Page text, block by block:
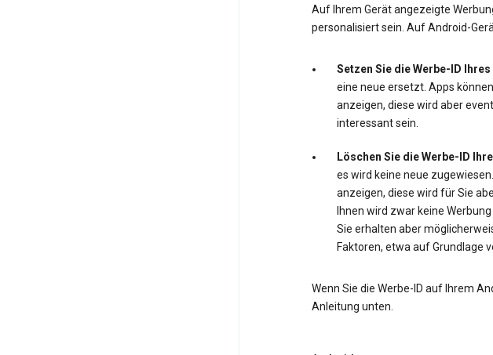
Auf Ihrem Gerät angezeigte
personalisiert sein. Auf Android-
Setzen Sie die Werbe-ID
eine neue ersetzt. Apps
anzeigen, diese wird aber
interessant sein.
Löschen Sie die Werbe-ID
es wird keine neue
anzeigen, diese wird für Sie
Ihnen wird zwar keine
Sie erhalten aber
Faktoren, etwa auf Grundlage
Wenn Sie die Werbe-ID auf Ihrem
Anleitung unten.